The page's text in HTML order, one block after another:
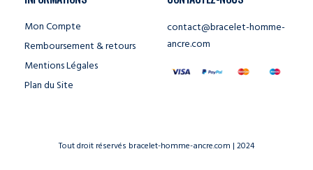
Mon Compte
Remboursement & retours
Mentions Légales
Plan du Site
contact@bracelet-homme-
ancre.com
Tout droit réservés bracelet-homme-ancre.com | 2024